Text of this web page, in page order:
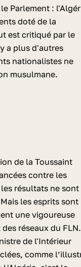
Parlement :
doté de la
est critiqué par le
a plus d'autres
nationalistes ne
musulmane.
de la Toussaint
contre les
résultats ne sont
les esprits sont
une vigoureuse
réseaux du FLN.
de l'Intérieur
comme